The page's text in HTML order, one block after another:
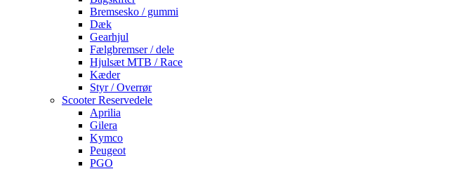
Bremsesko / gummi
Dæk
Gearhjul
Fælgbremser / dele
Hjulsæt MTB / Race
Kæder
Styr / Overrør
Scooter Reservedele
Aprilia
Gilera
Kymco
Peugeot
PGO